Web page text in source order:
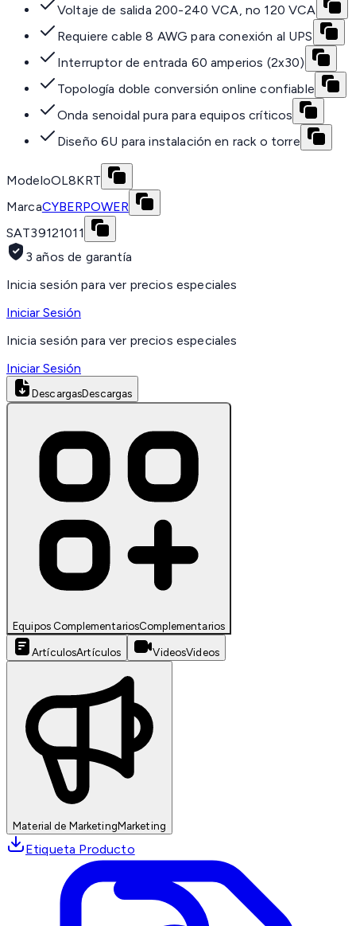
Voltaje de salida 200-240 VCA, no 120 VCA
Requiere cable 8 AWG para conexión al UPS
Interruptor de entrada 60 amperios (2x30)
Topología doble conversión online confiable
Onda senoidal pura para equipos críticos
Diseño 6U para instalación en rack o torre
ModeloOL8KRT
MarcaCYBERPOWER
SAT39121011
3 años de garantía
Inicia sesión para ver precios especiales
Iniciar Sesión
Inicia sesión para ver precios especiales
Iniciar Sesión
DescargasDescargas
Equipos ComplementariosComplementarios
ArtículosArtículos VideosVideos
Material de MarketingMarketing
Etiqueta Producto